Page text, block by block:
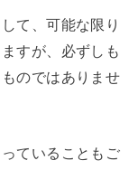
て、可能な限り
すが、必ずしも
のではありませ
ていることもご